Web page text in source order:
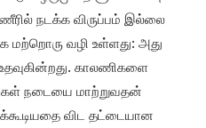
நடக்க விருப்பம் இல்லை
வழி உள்ளது: அது
காலணிகளை
நடையை மாற்றுவதன்
விட தட்டையான